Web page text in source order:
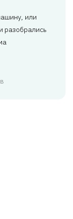
или
разобрались